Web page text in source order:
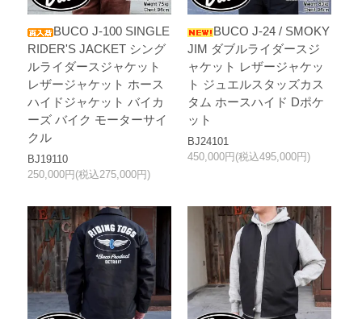
BUCO J-100 SINGLE
RIDER'S JACKET シング
ルライダースジャケット
レザージャケット ホース
ハイドジャケット バイカ
ーズ バイク モーターサイ
クル
BJ19110
250,000円(税込275,000円)
BUCO J-24 / SMOKY
JIM ダブルライダースジ
ャケット レザージャケッ
ト ジュエルスタッズカス
タム ホースハイド Dポケ
ット
BJ24101
450,000円(税込495,000円)